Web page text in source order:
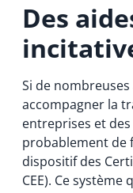
Des
Si de
accompagner la
entreprises et
probablement de
dispositif des
CEE). Ce